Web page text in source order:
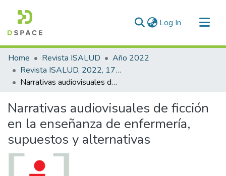
Log In (current)
Communities & Collections
All of DSpace
Statistics
Home Revista ISALUD
Año 2022
Revista ISALUD, 2022, 17(83)
Narrativas audiovisuales de ficción en la enseñanza de enfermería, supuestos y alternativas
Narrativas audiovisuales de ficción
en la enseñanza de enfermería,
supuestos y alternativas